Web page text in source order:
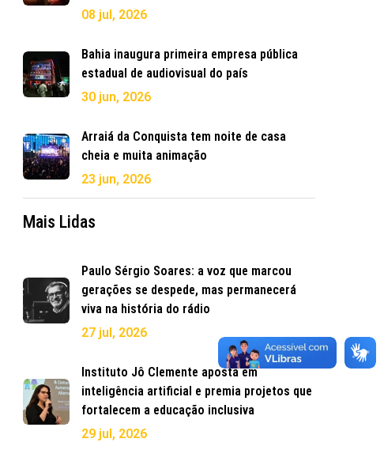
08 jul, 2026
Bahia inaugura primeira empresa pública
estadual de audiovisual do país
30 jun, 2026
Arraiá da Conquista tem noite de casa
cheia e muita animação
23 jun, 2026
Mais Lidas
Paulo Sérgio Soares: a voz que marcou
gerações se despede, mas permanecerá
viva na história do rádio
27 jul, 2026
Instituto Jô Clemente aposta em
inteligência artificial e premia projetos que
fortalecem a educação inclusiva
29 jul, 2026